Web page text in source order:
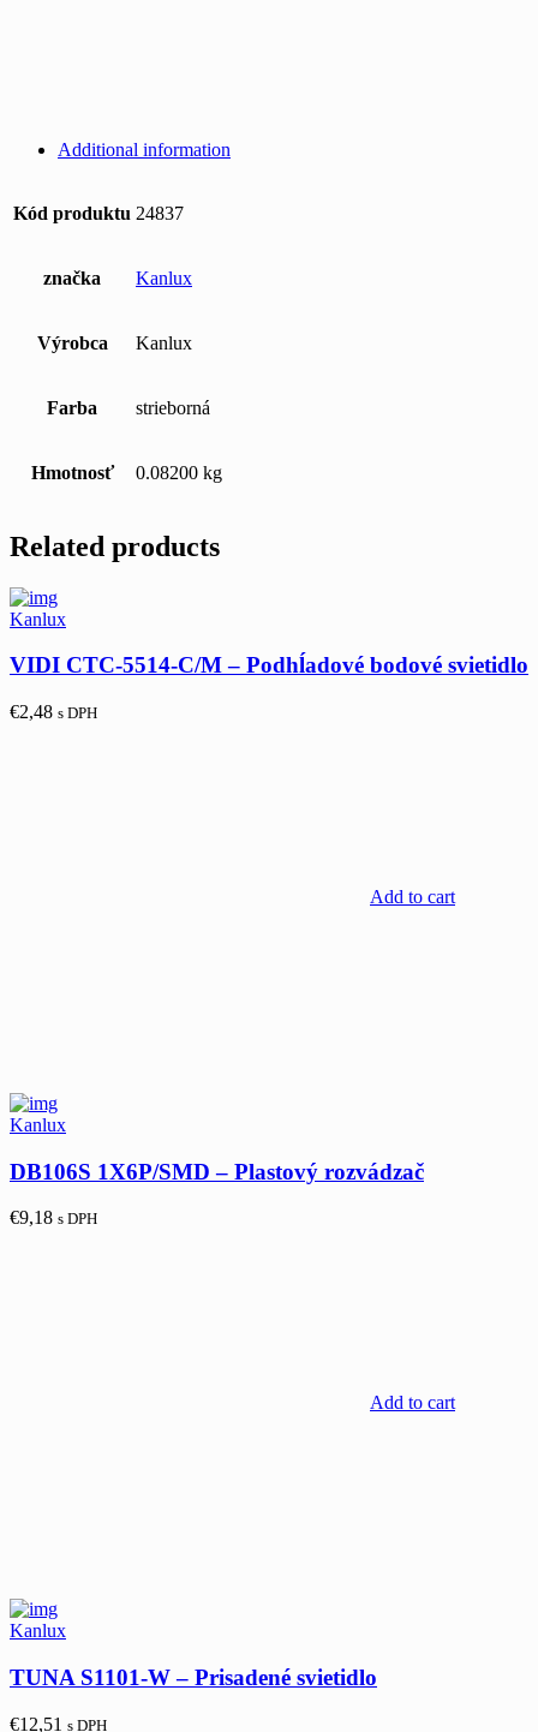
Additional information
Kód produktu 24837
značka Kanlux
Výrobca Kanlux
Farba strieborná
Hmotnosť 0.08200 kg
Related products
Kanlux
VIDI CTC-5514-C/M – Podhĺadové bodové svietidlo
€2,48 s DPH
Add to cart
Kanlux
DB106S 1X6P/SMD – Plastový rozvádzač
€9,18 s DPH
Add to cart
Kanlux
TUNA S1101-W – Prisadené svietidlo
€12,51 s DPH